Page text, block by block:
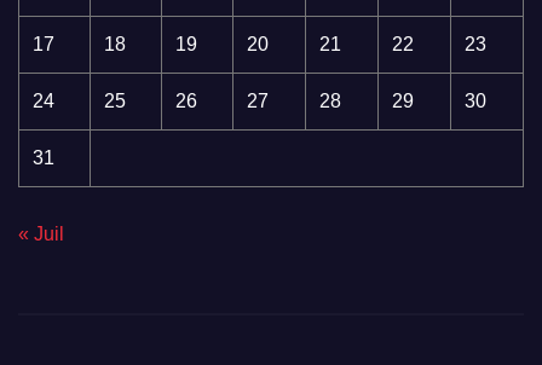
17 18 19 20 21 22 23
24 25 26 27 28 29 30
31
« Juil